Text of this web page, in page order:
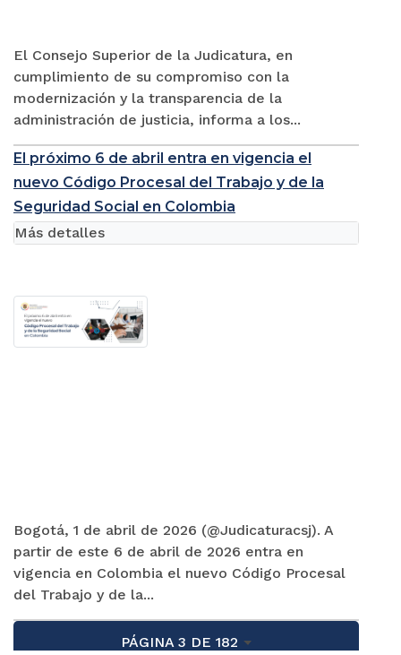
El Consejo Superior de la Judicatura, en
cumplimiento de su compromiso con la
modernización y la transparencia de la
administración de justicia, informa a los...
El próximo 6 de abril entra en vigencia el
nuevo Código Procesal del Trabajo y de la
Seguridad Social en Colombia
Bogotá, 1 de abril de 2026 (@Judicaturacsj). A
partir de este 6 de abril de 2026 entra en
vigencia en Colombia el nuevo Código Procesal
del Trabajo y de la...
Más detalles
PÁGINA 3 DE 182